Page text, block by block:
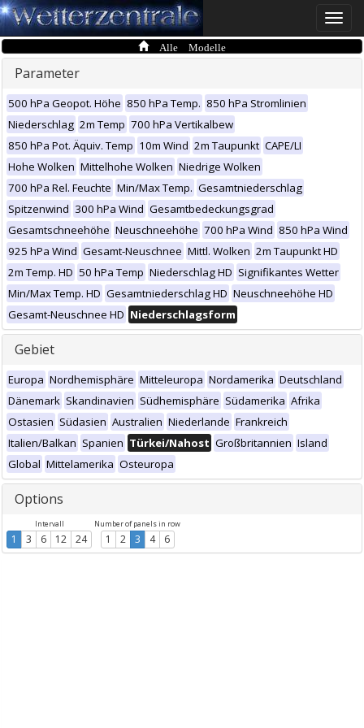
Toggle
Alle Modelle
Parameter
500 hPa Geopot. Höhe 850 hPa Temp. 850 hPa Stromlinien
Niederschlag 2m Temp 700 hPa Vertikalbew
850 hPa Pot. Äquiv. Temp 10m Wind 2m Taupunkt CAPE/LI
Hohe Wolken Mittelhohe Wolken Niedrige Wolken
700 hPa Rel. Feuchte Min/Max Temp. Gesamtniederschlag
Spitzenwind 300 hPa Wind Gesamtbedeckungsgrad
Gesamtschneehöhe Neuschneehöhe 700 hPa Wind 850 hPa Wind
925 hPa Wind Gesamt-Neuschnee Mittl. Wolken 2m Taupunkt HD
2m Temp. HD 50 hPa Temp Niederschlag HD Signifikantes Wetter
Min/Max Temp. HD Gesamtniederschlag HD Neuschneehöhe HD
Gesamt-Neuschnee HD Niederschlagsform
Gebiet
Europa Nordhemisphäre Mitteleuropa Nordamerika Deutschland
Dänemark Skandinavien Südhemisphäre Südamerika Afrika
Ostasien Südasien Australien Niederlande Frankreich
Italien/Balkan Spanien Türkei/Nahost Großbritannien Island
Global Mittelamerika Osteuropa
Options
Intervall
1 3 6 12 24
Number of panels in row
1 2 3 4 6